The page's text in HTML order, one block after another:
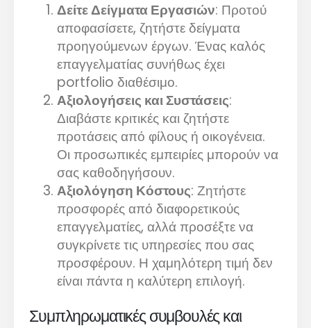
Δείτε Δείγματα Εργασιών: Προτού
αποφασίσετε, ζητήστε δείγματα
προηγούμενων έργων. Ένας καλός
επαγγελματίας συνήθως έχει
portfolio διαθέσιμο.
Αξιολογήσεις και Συστάσεις:
Διαβάστε κριτικές και ζητήστε
προτάσεις από φίλους ή οικογένεια.
Οι προσωπικές εμπειρίες μπορούν να
σας καθοδηγήσουν.
Αξιολόγηση Κόστους: Ζητήστε
προσφορές από διαφορετικούς
επαγγελματίες, αλλά προσέξτε να
συγκρίνετε τις υπηρεσίες που σας
προσφέρουν. Η χαμηλότερη τιμή δεν
είναι πάντα η καλύτερη επιλογή.
Συμπληρωματικές συμβουλές και